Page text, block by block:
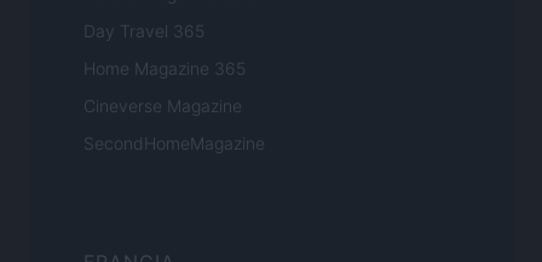
Day Travel 365
Home Magazine 365
Cineverse Magazine
SecondHomeMagazine